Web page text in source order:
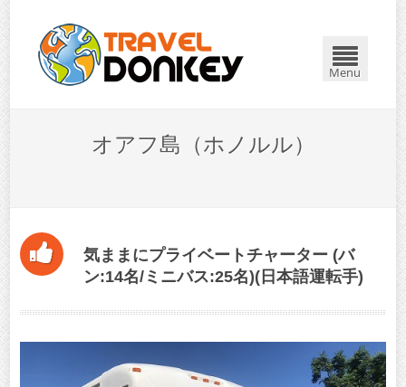
Menu
オアフ島（ホノルル）
気ままにプライベートチャーター (バ
ン:14名/ミニバス:25名)(日本語運転手)